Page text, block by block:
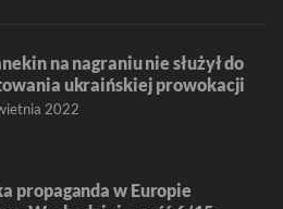
na nagraniu nie służył do
ukraińskiej prowokacji
2022
propaganda w Europie